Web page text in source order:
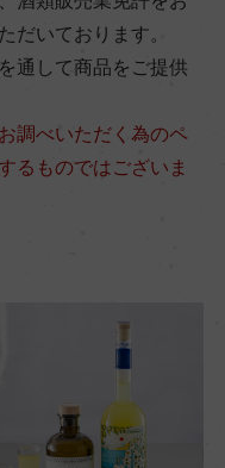
だいております。
通して商品をご提供
調べいただく為のペ
るものではございま